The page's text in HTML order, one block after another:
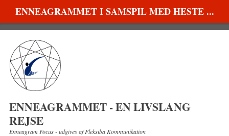
Gå til hovedindhold
ENNEAGRAMMET I SAMSPIL MED HESTE ...
ENNEAGRAMMET - EN LIVSLANG
REJSE
Enneagram Focus - udgives af Fleksiba Kommunikation